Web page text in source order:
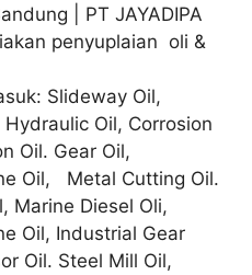
| PT JAYADIPA
penyuplaian oli &
Slideway Oil,
Oil, Corrosion
Oil. Gear Oil,
Oil, Metal Cutting Oil.
Marine Diesel Oli,
Oil, Industrial Gear
Oil. Steel Mill Oil,